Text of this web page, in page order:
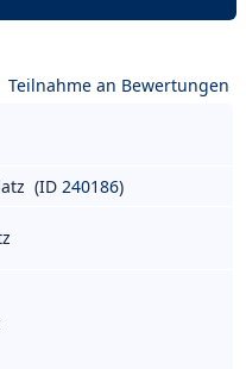
Teilnahme an Bewertungen
(ID 240186)